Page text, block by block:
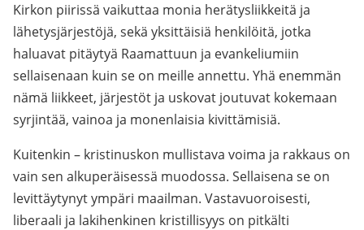
Kirkon piirissä vaikuttaa monia herätysliikkeitä ja
lähetysjärjestöjä, sekä yksittäisiä henkilöitä, jotka
haluavat pitäytyä Raamattuun ja evankeliumiin
sellaisenaan kuin se on meille annettu. Yhä enemmän
nämä liikkeet, järjestöt ja uskovat joutuvat kokemaan
syrjintää, vainoa ja monenlaisia kivittämisiä.
Kuitenkin – kristinuskon mullistava voima ja rakkaus on
vain sen alkuperäisessä muodossa. Sellaisena se on
levittäytynyt ympäri maailman. Vastavuoroisesti,
liberaali ja lakihenkinen kristillisyys on pitkälti